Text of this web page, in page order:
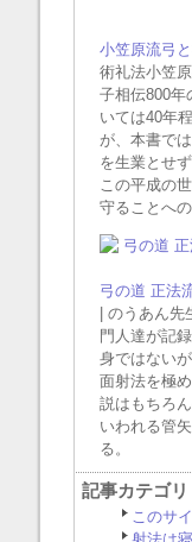
小笠原流弓
術礼法小笠
子相伝800年
いては40年
が、本書で
を生業とせ
この平成の
守ることへ
弓の道 正法
| のうあん
門人達が記
身ではない
面射法を極
説はもちろ
いわれる管
る。
記事カテゴリ
このサ